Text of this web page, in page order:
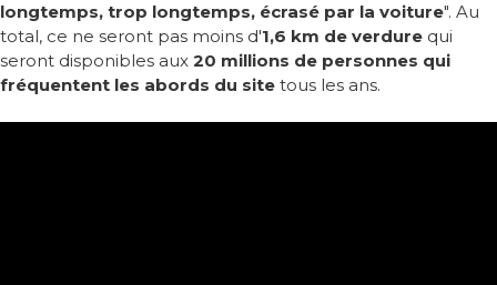
longtemps, trop longtemps, écrasé par la voiture". Au
total, ce ne seront pas moins d'1,6 km de verdure qui
seront disponibles aux 20 millions de personnes qui
fréquentent les abords du site tous les ans.